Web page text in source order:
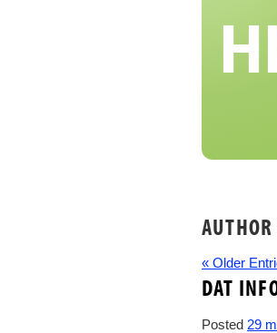
« Older
DAT
Posted 29